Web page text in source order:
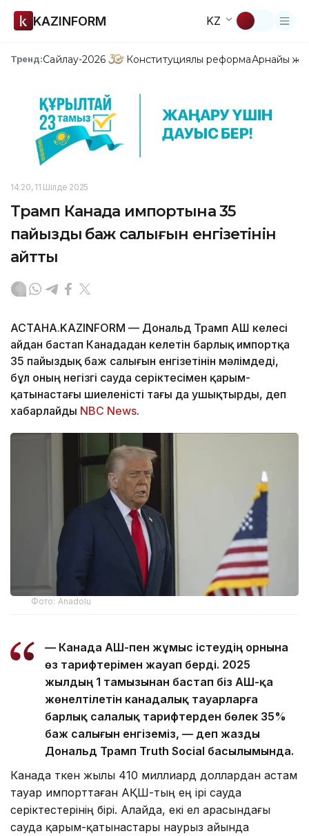
KAZINFORM KZ
Тренд:Сайлау-2026 Конституциялық реформаАрнайы
14:20, 11 Шілде 2025
Трамп Канада импортына 35
пайыздық баж салығын енгізетінін
айтты
АСТАНА.KAZINFORM — Дональд Трамп АҚШ келесі
айдан бастап Канададан келетін барлық импортқа
35 пайыздық баж салығын енгізетінін мәлімдеді,
бұл оның негізгі сауда серіктесімен қарым-
қатынастағы шиеленісті тағы да ушықтырды, деп
хабарлайды NBC News.
Фото: Аnadolu
— Канада АҚШ-пен жұмыс істеудің орнына
өз тарифтерімен жауап берді. 2025
жылдың 1 тамызынан бастап біз АҚШ-қа
жөнелтілетін канадалық тауарларға
барлық салалық тарифтерден бөлек 35%
баж салығын енгіземіз, — деп жазды
Дональд Трамп Truth Social басылымында.
Канада өткен жылы 410 миллиард доллардан астам
тауар импорттаған АҚШ-тың ең ірі сауда
серіктестерінің бірі. Алайда, екі ел арасындағы
сауда қарым-қатынастары наурыз айында